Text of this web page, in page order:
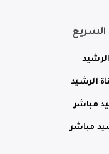
الرشيد
الرشيد
مباشر
مباشر